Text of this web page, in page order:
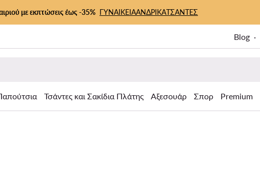
με εκπτώσεις έως -35% ΓΥΝΑΙΚΕΙΑΑΝΔΡΙΚΑΤΣΑΝΤΕΣ
Blog
Τσάντες και Σακίδια Πλάτης Αξεσουάρ Σπορ Premium